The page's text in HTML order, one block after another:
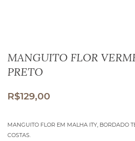
MANGUITO FLOR
PRETO
R$129,00
MANGUITO FLOR EM MALHA ITY, BORDADO
COSTAS.